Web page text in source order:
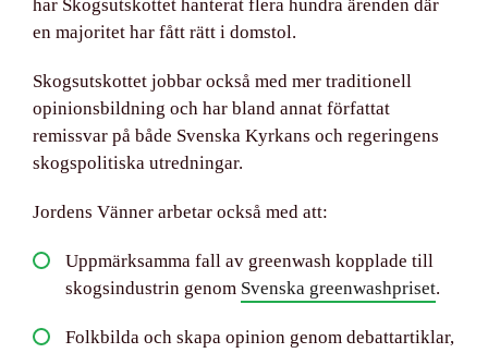
har Skogsutskottet hanterat flera hundra ärenden där
en majoritet har fått rätt i domstol.
Skogsutskottet jobbar också med mer traditionell
opinionsbildning och har bland annat författat
remissvar på både Svenska Kyrkans och regeringens
skogspolitiska utredningar.
Jordens Vänner arbetar också med att:
Uppmärksamma fall av greenwash kopplade till
skogsindustrin genom Svenska greenwashpriset.
Folkbilda och skapa opinion genom debattartiklar,